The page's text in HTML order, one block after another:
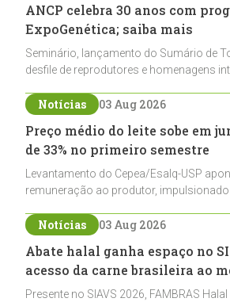
ANCP celebra 30 anos com
ExpoGenética; saiba mais
Seminário, lançamento do Sumário de
desfile de reprodutores e homenagens
Notícias 03 Aug 2026
Preço médio do leite sobe em
de 33% no primeiro semestre
Levantamento do Cepea/Esalq-USP
remuneração ao produtor,
Notícias 03 Aug 2026
Abate halal ganha espaço no
acesso da carne brasileira ao
Presente no SIAVS 2026, FAMBRAS